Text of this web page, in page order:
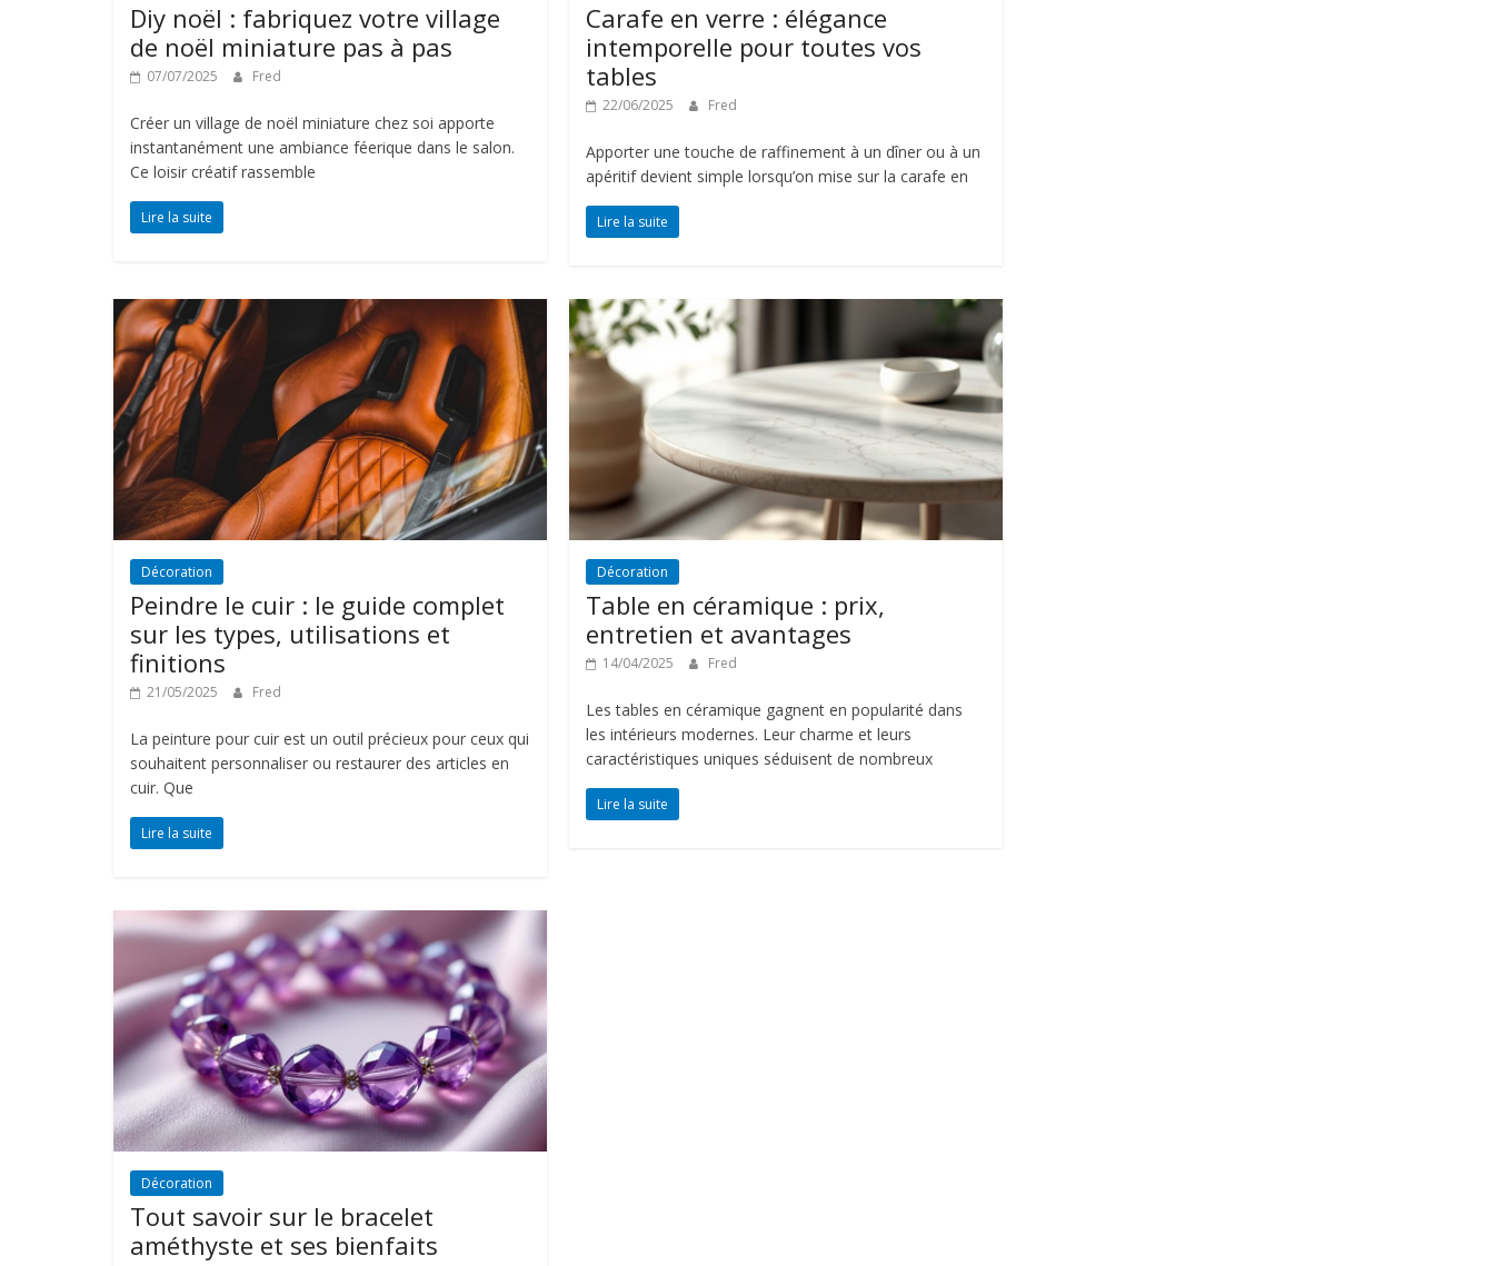
Diy noël : fabriquez votre village
de noël miniature pas à pas
07/07/2025 Fred
Créer un village de noël miniature chez soi apporte
instantanément une ambiance féerique dans le salon.
Ce loisir créatif rassemble
Lire la suite
Carafe en verre : élégance
intemporelle pour toutes vos
tables
22/06/2025 Fred
Apporter une touche de raffinement à un dîner ou à un
apéritif devient simple lorsqu’on mise sur la carafe en
Lire la suite
Décoration
Peindre le cuir : le guide complet
sur les types, utilisations et
finitions
21/05/2025 Fred
La peinture pour cuir est un outil précieux pour ceux qui
souhaitent personnaliser ou restaurer des articles en
cuir. Que
Lire la suite
Décoration
Table en céramique : prix,
entretien et avantages
14/04/2025 Fred
Les tables en céramique gagnent en popularité dans
les intérieurs modernes. Leur charme et leurs
caractéristiques uniques séduisent de nombreux
Lire la suite
Décoration
Tout savoir sur le bracelet
améthyste et ses bienfaits